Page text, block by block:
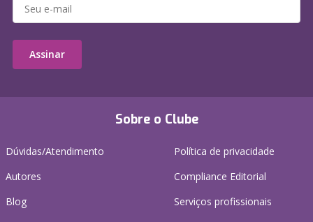
Sobre o Clube
Dúvidas/Atendimento
Autores
Blog
Política de privacidade
Compliance Editorial
Serviços profissionais
Assinar